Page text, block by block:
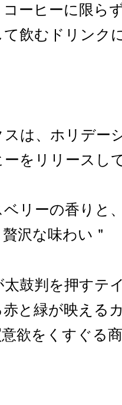
ーヒーに限ら
飲むドリンク
は、ホリデー
をリリースし
ベリーの香りと
沢な味わい＂
鼓判を押すテ
と緑が映える
欲をくすぐる